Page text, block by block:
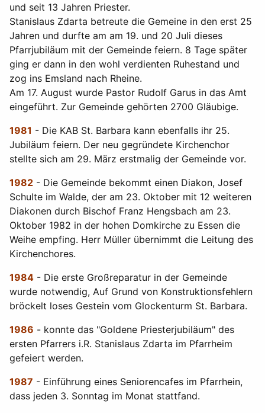
und seit 13 Jahren Priester.
Stanislaus Zdarta betreute die Gemeine in den erst 25
Jahren und durfte am am 19. und 20 Juli dieses
Pfarrjubiläum mit der Gemeinde feiern. 8 Tage später
ging er dann in den wohl verdienten Ruhestand und
zog ins Emsland nach Rheine.
Am 17. August wurde Pastor Rudolf Garus in das Amt
eingeführt. Zur Gemeinde gehörten 2700 Gläubige.
1981 - Die KAB St. Barbara kann ebenfalls ihr 25.
Jubiläum feiern. Der neu gegründete Kirchenchor
stellte sich am 29. März erstmalig der Gemeinde vor.
1982 - Die Gemeinde bekommt einen Diakon, Josef
Schulte im Walde, der am 23. Oktober mit 12 weiteren
Diakonen durch Bischof Franz Hengsbach am 23.
Oktober 1982 in der hohen Domkirche zu Essen die
Weihe empfing. Herr Müller übernimmt die Leitung des
Kirchenchores.
1984 - Die erste Großreparatur in der Gemeinde
wurde notwendig, Auf Grund von Konstruktionsfehlern
bröckelt loses Gestein vom Glockenturm St. Barbara.
1986 - konnte das "Goldene Priesterjubiläum" des
ersten Pfarrers i.R. Stanislaus Zdarta im Pfarrheim
gefeiert werden.
1987 - Einführung eines Seniorencafes im Pfarrhein,
dass jeden 3. Sonntag im Monat stattfand.